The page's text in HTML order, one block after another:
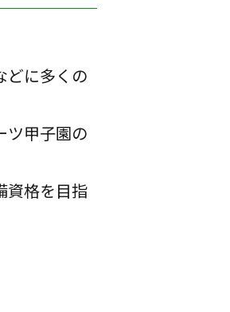
どに多くの
ツ甲子園の
資格を目指